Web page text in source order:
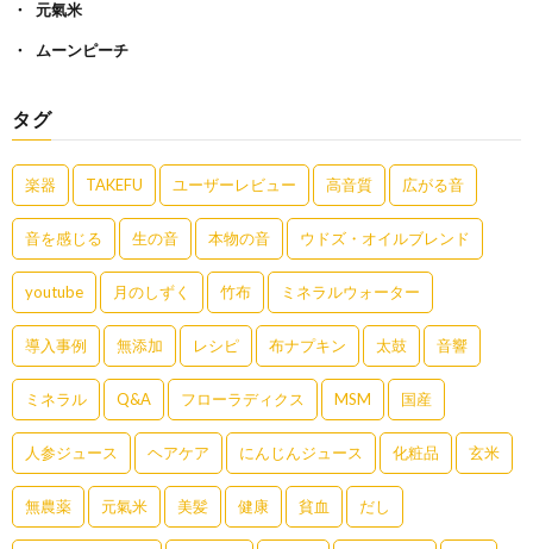
元氣米
ムーンピーチ
タグ
楽器 TAKEFU ユーザーレビュー 高音質 広がる音
音を感じる 生の音 本物の音 ウドズ・オイルブレンド
youtube 月のしずく 竹布 ミネラルウォーター
導入事例 無添加 レシピ 布ナプキン 太鼓 音響
ミネラル Q&A フローラディクス MSM 国産
人参ジュース ヘアケア にんじんジュース 化粧品 玄米
無農薬 元氣米 美髪 健康 貧血 だし